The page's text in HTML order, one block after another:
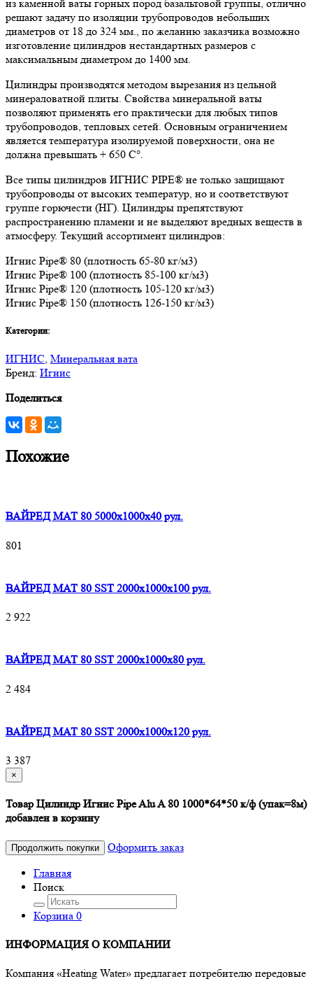
из каменной ваты горных пород базальтовой группы, отлично
решают задачу по изоляции трубопроводов небольших
диаметров от 18 до 324 мм., по желанию заказчика возможно
изготовление цилиндров нестандартных размеров с
максимальным диаметром до 1400 мм.
Цилиндры производятся методом вырезания из цельной
минераловатной плиты. Свойства минеральной ваты
позволяют применять его практически для любых типов
трубопроводов, тепловых сетей. Основным ограничением
является температура изолируемой поверхности, она не
должна превышать + 650 C°.
Все типы цилиндров ИГНИС PIPE® не только защищают
трубопроводы от высоких температур, но и соответствуют
группе горючести (НГ). Цилиндры препятствуют
распространению пламени и не выделяют вредных веществ в
атмосферу. Текущий ассортимент цилиндров:
Игнис Pipe® 80 (плотность 65-80 кг/м3)
Игнис Pipe® 100 (плотность 85-100 кг/м3)
Игнис Pipe® 120 (плотность 105-120 кг/м3)
Игнис Pipe® 150 (плотность 126-150 кг/м3)
Категории:
ИГНИС, Минеральная вата
Бренд: Игнис
Поделиться
Похожие
ВАЙРЕД МАТ 80 5000x1000x40 рул.
801
ВАЙРЕД МАТ 80 SST 2000x1000x100 рул.
2 922
ВАЙРЕД МАТ 80 SST 2000x1000x80 рул.
2 484
ВАЙРЕД МАТ 80 SST 2000x1000x120 рул.
3 387
×
Товар Цилиндр Игнис Pipe Alu A 80 1000*64*50 к/ф (упак=8м)
добавлен в корзину
Продолжить покупки
Оформить заказ
Главная
Поиск
Корзина 0
ИНФОРМАЦИЯ О КОМПАНИИ
Компания «Heating Water» предлагает потребителю передовые